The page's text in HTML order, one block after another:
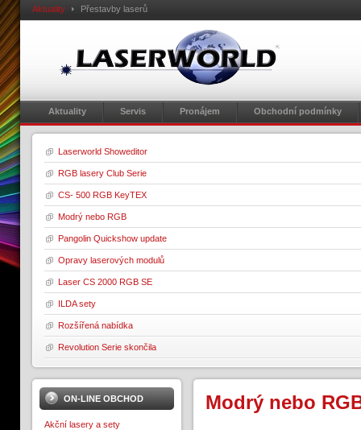
Aktuality Přestavby laserů
Aktuality Servis Pronájem Obchodní podmínky
Laserworld Showeditor
RGB lasery Club Serie
CS- 500 RGB KeyTEX
Modrý nebo RGB
Pangolin Quickshow update
Opravy laserových modulů
Laser CS 2000 RGB SE
ILDA sety
Rozšířená nabídka
Revolution Serie skončila
Modrý nebo
ON-LINE OBCHOD
Akční lasery a sety